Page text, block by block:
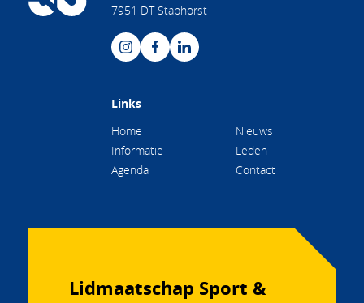
7951 DT Staphorst
Links
Home
Informatie
Agenda
Nieuws
Leden
Contact
Lidmaatschap Sport &